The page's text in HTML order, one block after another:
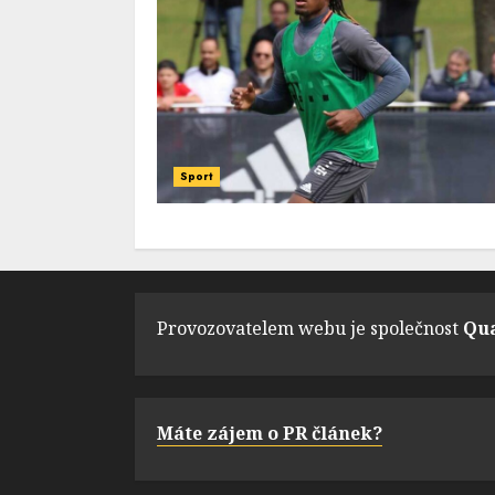
Sport
Provozovatelem webu je společnost
Máte zájem o PR článek?